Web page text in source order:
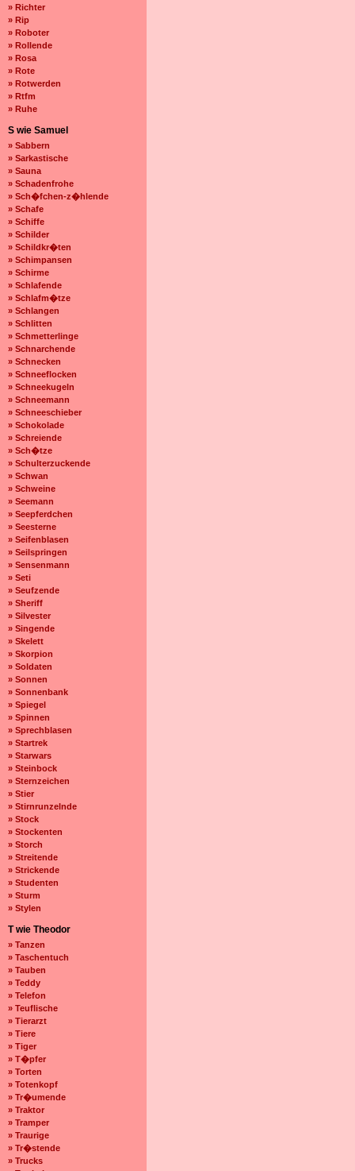
» Richter
» Rip
» Roboter
» Rollende
» Rosa
» Rote
» Rotwerden
» Rtfm
» Ruhe
S wie Samuel
» Sabbern
» Sarkastische
» Sauna
» Schadenfrohe
» Sch�fchen-z�hlende
» Schafe
» Schiffe
» Schilder
» Schildkr�ten
» Schimpansen
» Schirme
» Schlafende
» Schlafm�tze
» Schlangen
» Schlitten
» Schmetterlinge
» Schnarchende
» Schnecken
» Schneeflocken
» Schneekugeln
» Schneemann
» Schneeschieber
» Schokolade
» Schreiende
» Sch�tze
» Schulterzuckende
» Schwan
» Schweine
» Seemann
» Seepferdchen
» Seesterne
» Seifenblasen
» Seilspringen
» Sensenmann
» Seti
» Seufzende
» Sheriff
» Silvester
» Singende
» Skelett
» Skorpion
» Soldaten
» Sonnen
» Sonnenbank
» Spiegel
» Spinnen
» Sprechblasen
» Startrek
» Starwars
» Steinbock
» Sternzeichen
» Stier
» Stirnrunzelnde
» Stock
» Stockenten
» Storch
» Streitende
» Strickende
» Studenten
» Sturm
» Stylen
T wie Theodor
» Tanzen
» Taschentuch
» Tauben
» Teddy
» Telefon
» Teuflische
» Tierarzt
» Tiere
» Tiger
» T�pfer
» Torten
» Totenkopf
» Tr�umende
» Traktor
» Tramper
» Traurige
» Tr�stende
» Trucks